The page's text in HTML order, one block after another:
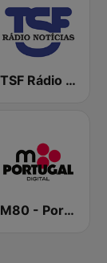
TSF Rádio Notícias
M80 - Portugal